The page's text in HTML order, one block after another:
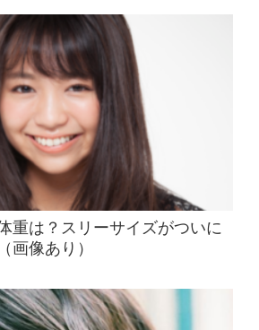
重は？スリーサイズがついに
画像あり）